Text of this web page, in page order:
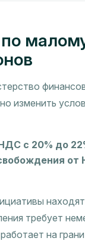
изменить
с 20% до
требует
на